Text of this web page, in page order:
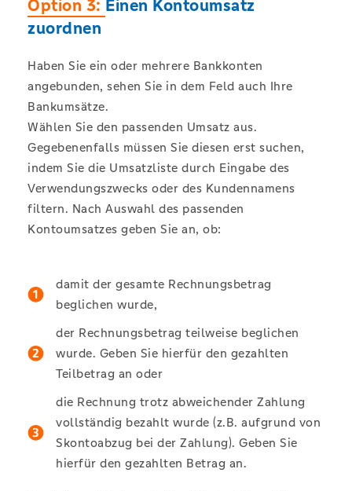
Option 3: Einen Kontoumsatz
zuordnen
Haben Sie ein oder mehrere Bankkonten
angebunden, sehen Sie in dem Feld auch Ihre
Bankumsätze.
Wählen Sie den passenden Umsatz aus.
Gegebenenfalls müssen Sie diesen erst suchen,
indem Sie die Umsatzliste durch Eingabe des
Verwendungszwecks oder des Kundennamens
filtern. Nach Auswahl des passenden
Kontoumsatzes geben Sie an, ob:
damit der gesamte Rechnungsbetrag
beglichen wurde,
der Rechnungsbetrag teilweise beglichen
wurde. Geben Sie hierfür den gezahlten
Teilbetrag an oder
die Rechnung trotz abweichender Zahlung
vollständig bezahlt wurde (z.B. aufgrund von
Skontoabzug bei der Zahlung). Geben Sie
hierfür den gezahlten Betrag an.